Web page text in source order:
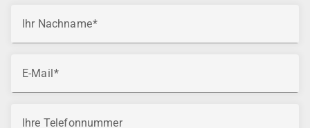
Ihr Nachname
E-Mail
Ihre Telefonnummer